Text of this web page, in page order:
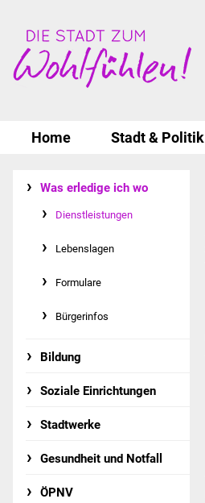
Home Stadt & Politik
Was erledige ich wo
Dienstleistungen
Lebenslagen
Formulare
Bürgerinfos
Bildung
Soziale Einrichtungen
Stadtwerke
Gesundheit und Notfall
ÖPNV